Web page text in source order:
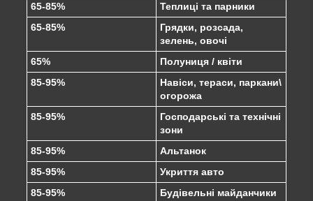
65-85%
Теплиці та парники
65-85%
Грядки, розсада,
зелень, овочі
65%
Полуниця / квіти
85-95%
Навіси, тераси, паркани\
огорожа
85-95%
Господарські та технічні
зони
85-95%
Альтанок
85-95%
Укриття авто
85-95%
Будівельні майданчики